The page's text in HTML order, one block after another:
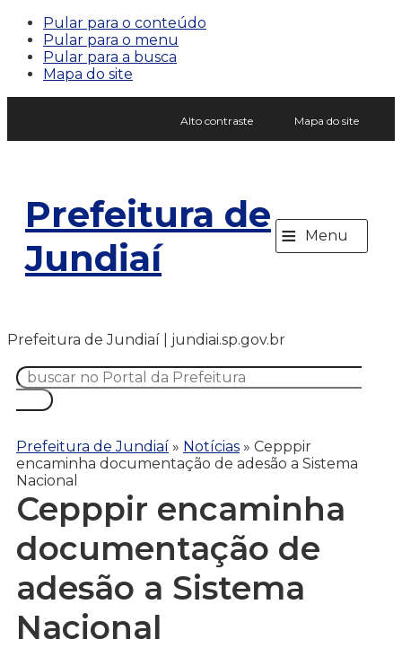
Pular para o conteúdo
Pular para o menu
Pular para a busca
Mapa do site
Alto contraste Mapa do site
Prefeitura de
Jundiaí
≡ Menu
Prefeitura de Jundiaí | jundiai.sp.gov.br
Prefeitura de Jundiaí » Notícias » Cepppir
encaminha documentação de adesão a Sistema
Nacional
Cepppir encaminha
documentação de
adesão a Sistema
Nacional